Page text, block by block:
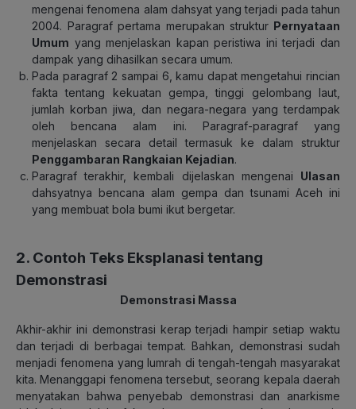
mengenai fenomena alam dahsyat yang terjadi pada tahun
2004. Paragraf pertama merupakan struktur Pernyataan
Umum yang menjelaskan kapan peristiwa ini terjadi dan
dampak yang dihasilkan secara umum.
Pada paragraf 2 sampai 6, kamu dapat mengetahui rincian
fakta tentang kekuatan gempa, tinggi gelombang laut,
jumlah korban jiwa, dan negara-negara yang terdampak
oleh bencana alam ini. Paragraf-paragraf yang
menjelaskan secara detail termasuk ke dalam struktur
Penggambaran Rangkaian Kejadian.
Paragraf terakhir, kembali dijelaskan mengenai Ulasan
dahsyatnya bencana alam gempa dan tsunami Aceh ini
yang membuat bola bumi ikut bergetar.
2. Contoh Teks Eksplanasi tentang
Demonstrasi
Demonstrasi Massa
Akhir-akhir ini demonstrasi kerap terjadi hampir setiap waktu
dan terjadi di berbagai tempat. Bahkan, demonstrasi sudah
menjadi fenomena yang lumrah di tengah-tengah masyarakat
kita. Menanggapi fenomena tersebut, seorang kepala daerah
menyatakan bahwa penyebab demonstrasi dan anarkisme